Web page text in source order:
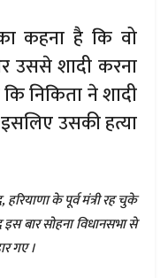
कहना है कि वो
उससे शादी करना
निकिता ने शादी
उसकी हत्या
के पूर्व मंत्री रह चुके
बार सोहना विधानसभा से
गए ।